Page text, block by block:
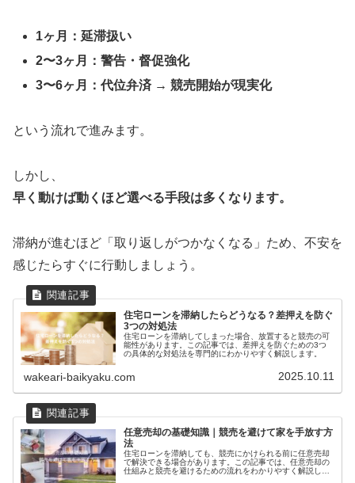
1ヶ月：延滞扱い
2〜3ヶ月：警告・督促強化
3〜6ヶ月：代位弁済 → 競売開始が現実化
という流れで進みます。
しかし、
早く動けば動くほど選べる手段は多くなります。
滞納が進むほど「取り返しがつかなくなる」ため、不安を
感じたらすぐに行動しましょう。
住宅ローンを滞納したらどうなる？差押えを防ぐ
3つの対処法
住宅ローンを滞納してしまった場合、放置すると競売の可
能性があります。この記事では、差押えを防ぐための3つ
の具体的な対処法を専門的にわかりやすく解説します。
wakeari-baikyaku.com 2025.10.11
任意売却の基礎知識｜競売を避けて家を手放す方
法
住宅ローンを滞納しても、競売にかけられる前に任意売却
で解決できる場合があります。この記事では、任意売却の
仕組みと競売を避けるための流れをわかりやすく解説しま